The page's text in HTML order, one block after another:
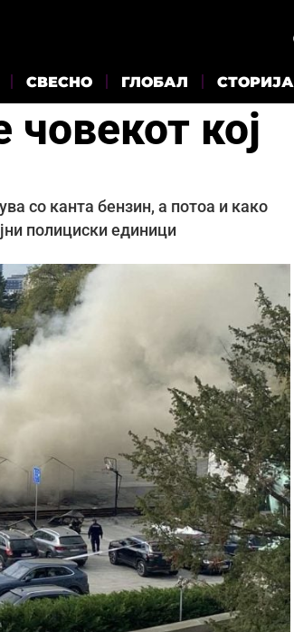
СВЕСНО ГЛОБАЛ СТОРИЈА
кој
со канта бензин, а потоа и како
полициски единици